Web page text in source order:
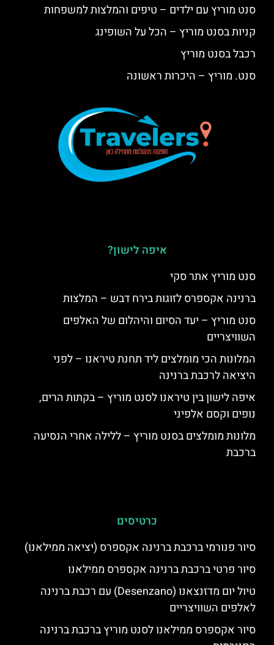
סנט מוריץ עם ילדים – טיפים והמלצות למשפחות
קניות בסנט מוריץ – הכל על השופינג
רכבל בסנט מוריץ
סנט. מוריץ – היכרות ראשונה
איפה לישון?
סנט מוריץ אתר סקי
ברנינה אקספרס לזוגות בירח דבש – המלצות
סנט מוריץ – יעד הסיום והיהלום של האלפים
השוויצריים
המלונות הכי מומלצים ליד תחנת טיראנו – לפני
היציאה לרכבת ברנינה
איפה לישון בין טיראנו לסנט מוריץ – בקתות הרים,
נופים וקסם אלפיני
מלונות מומלצים בסנט מוריץ – ללילה אחרי הנסיעה
ברכבת
כרטיסים
סיור פנורמי ברכבת ברנינה אקספרס (יציאה ממילאנו)
סיור פרטי ברכבת ברנינה אקספרס ממילאנו
טיול יום מדזנצאנו (Desenzano) עם רכבת ברנינה
לאלפים השוויצריים
סיור אקספרס ממילאנו לסנט מוריץ ברכבת ברנינה